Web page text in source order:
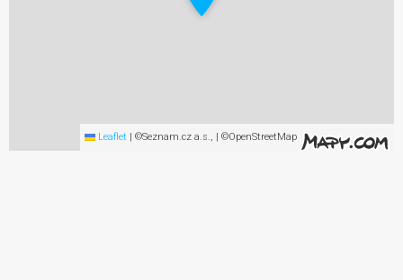
Leaflet | ©Seznam.cz a.s., | ©OpenStreetMap